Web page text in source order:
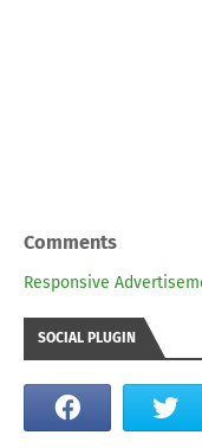
Comments
Responsive
SOCIAL PLUGIN